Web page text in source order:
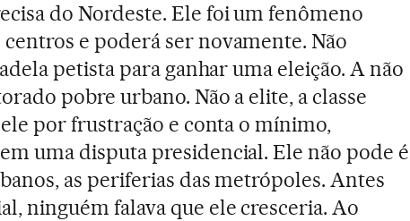
do Nordeste. Ele foi um fenômeno
e poderá ser novamente. Não
petista para ganhar uma eleição. A não
pobre urbano. Não a elite, a classe
por frustração e conta o mínimo,
uma disputa presidencial. Ele não pode é
as periferias das metrópoles. Antes
ninguém falava que ele cresceria. Ao